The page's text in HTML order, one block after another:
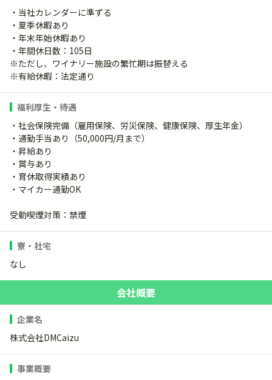
・当社カレンダーに準ずる
・夏季休暇あり
・年末年始休暇あり
・年間休日数：105日
※ただし、ワイナリー施設の繁忙期は振替える
※有給休暇：法定通り
福利厚生・待遇
・社会保険完備（雇用保険、労災保険、健康保険、厚生年金）
・通勤手当あり（50,000円/月まで）
・昇給あり
・賞与あり
・育休取得実績あり
・マイカー通勤OK
受動喫煙対策：禁煙
寮・社宅
なし
会社概要
企業名
株式会社DMCaizu
事業概要